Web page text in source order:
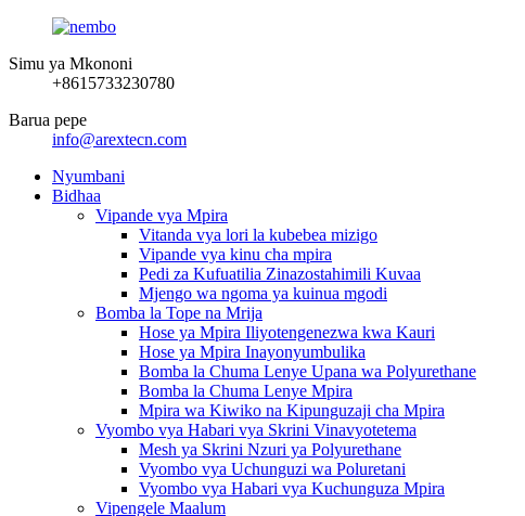
Simu ya Mkononi
+8615733230780
Barua pepe
info@arextecn.com
Nyumbani
Bidhaa
Vipande vya Mpira
Vitanda vya lori la kubebea mizigo
Vipande vya kinu cha mpira
Pedi za Kufuatilia Zinazostahimili Kuvaa
Mjengo wa ngoma ya kuinua mgodi
Bomba la Tope na Mrija
Hose ya Mpira Iliyotengenezwa kwa Kauri
Hose ya Mpira Inayonyumbulika
Bomba la Chuma Lenye Upana wa Polyurethane
Bomba la Chuma Lenye Mpira
Mpira wa Kiwiko na Kipunguzaji cha Mpira
Vyombo vya Habari vya Skrini Vinavyotetema
Mesh ya Skrini Nzuri ya Polyurethane
Vyombo vya Uchunguzi wa Poluretani
Vyombo vya Habari vya Kuchunguza Mpira
Vipengele Maalum